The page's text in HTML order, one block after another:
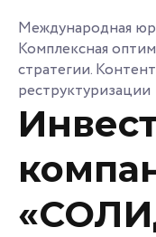
Международная
Комплексная
стратегии.
реструктуризации